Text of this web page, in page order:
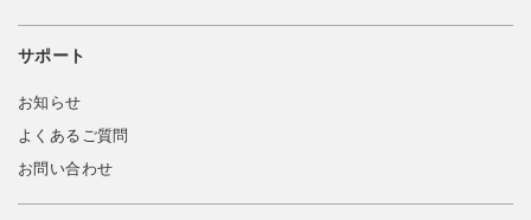
サポート
お知らせ
よくあるご質問
お問い合わせ